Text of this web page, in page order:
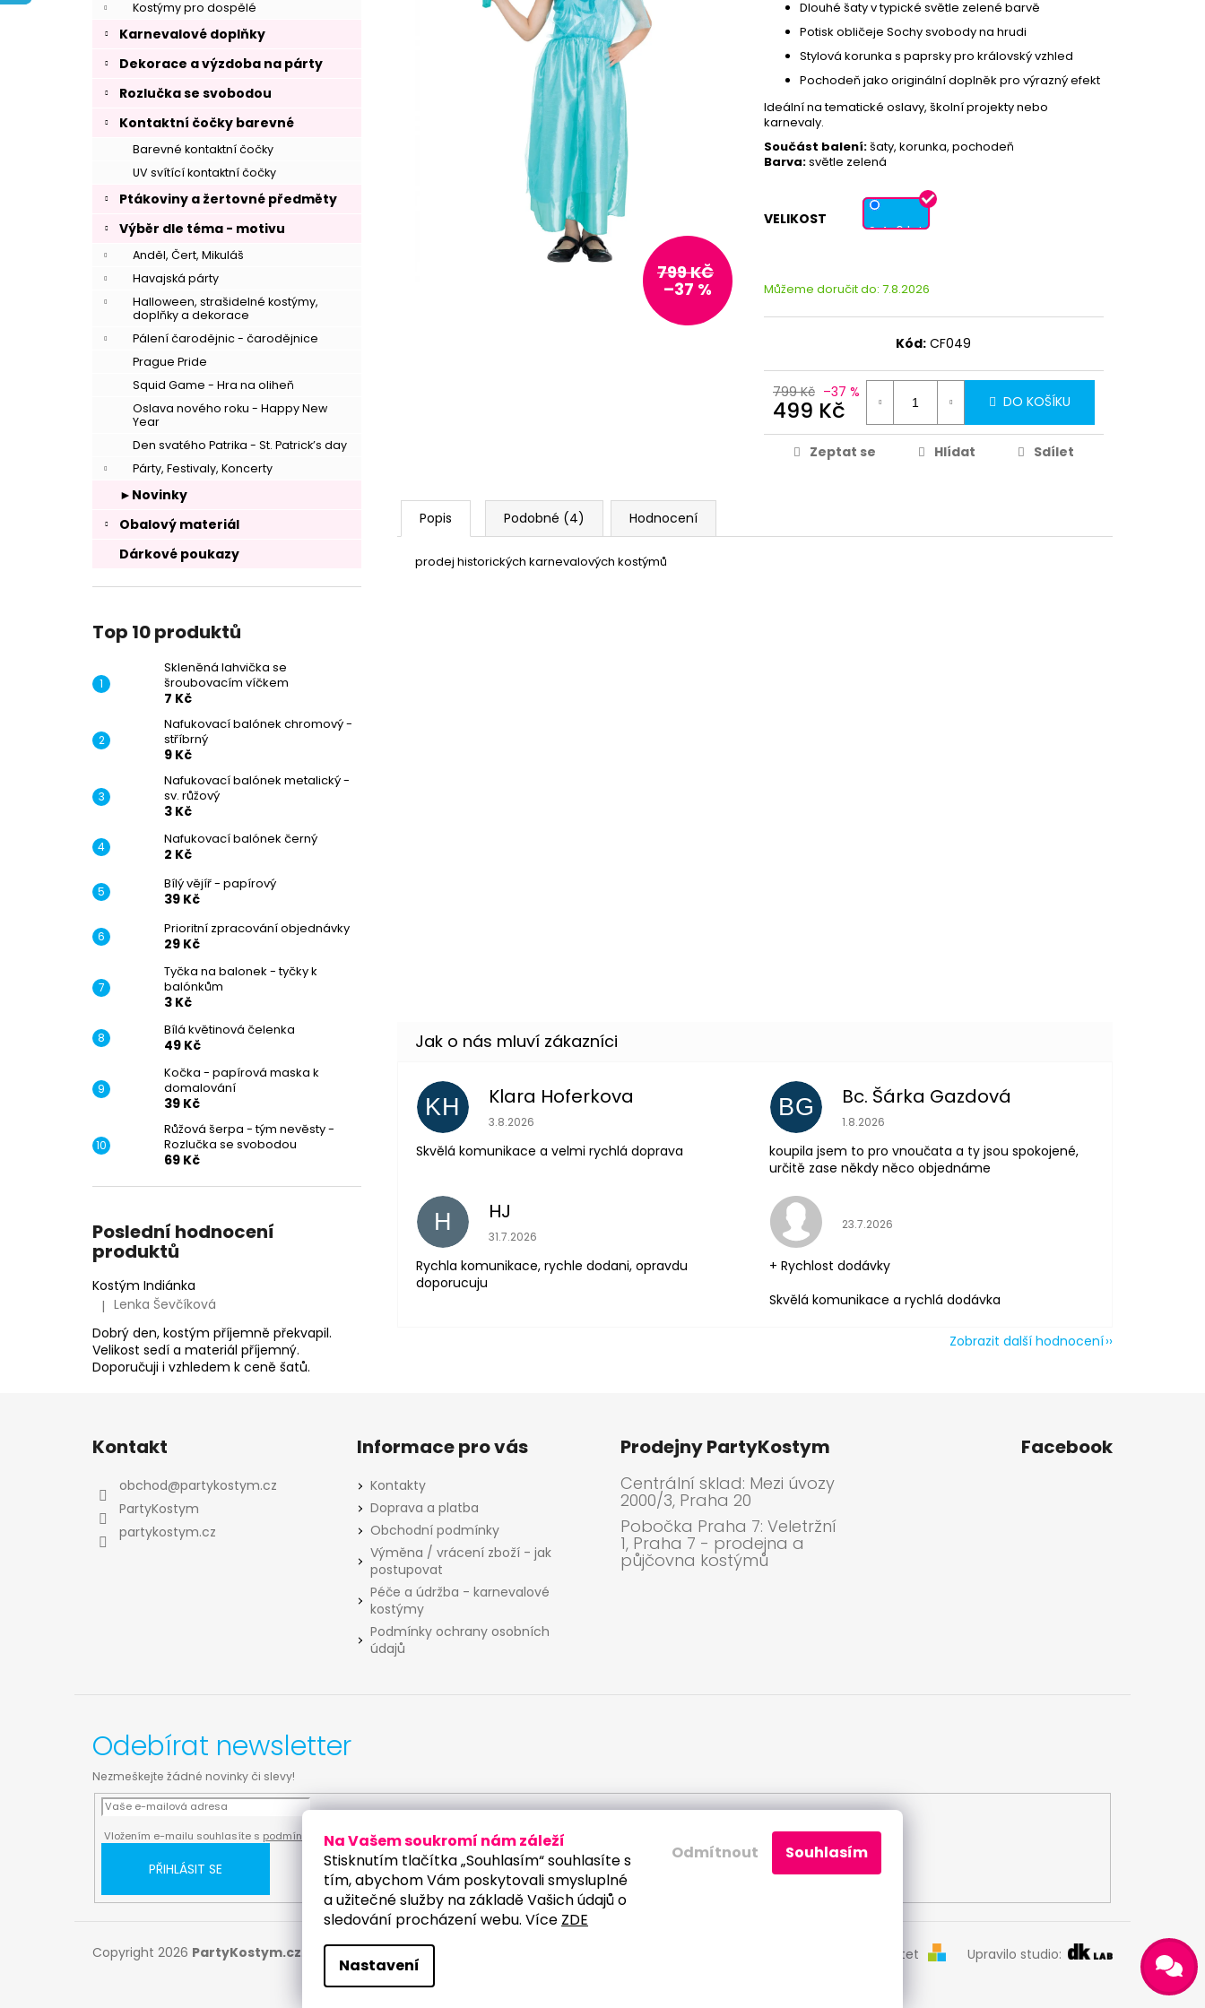
Na Vašem soukromí nám záleží
Stisknutím tlačítka „Souhlasím“ souhlasíte s
tím, abychom Vám poskytovali smysluplné
a užitečné služby na základě Vašich údajů o
sledování procházení webu. Více ZDE
Nastavení
Odmítnout Souhlasím
Kostýmy pro dospělé
Karnevalové doplňky
Dekorace a výzdoba na párty
Rozlučka se svobodou
Kontaktní čočky barevné
Barevné kontaktní čočky
UV svítící kontaktní čočky
Ptákoviny a žertovné předměty
Výběr dle téma - motivu
Anděl, Čert, Mikuláš
Havajská párty
Halloween, strašidelné kostýmy,
doplňky a dekorace
Pálení čarodějnic - čarodějnice
Prague Pride
Squid Game - Hra na oliheň
Oslava nového roku - Happy New
Year
Den svatého Patrika - St. Patrick’s day
Párty, Festivaly, Koncerty
►Novinky
Obalový materiál
Dárkové poukazy
Top 10 produktů
Skleněná lahvička se
šroubovacím víčkem
7 Kč
Nafukovací balónek chromový -
stříbrný
9 Kč
Nafukovací balónek metalický -
sv. růžový
3 Kč
Nafukovací balónek černý
2 Kč
Bílý vějíř - papírový
39 Kč
Prioritní zpracování objednávky
29 Kč
Tyčka na balonek - tyčky k
balónkům
3 Kč
Bílá květinová čelenka
49 Kč
Kočka - papírová maska k
domalování
39 Kč
Růžová šerpa - tým nevěsty -
Rozlučka se svobodou
69 Kč
Poslední hodnocení
produktů
Kostým Indiánka
Hodnocení produktu je 5 z 5 hvězdiček.
| Lenka Ševčíková
Dobrý den, kostým příjemně překvapil.
Velikost sedí a materiál příjemný.
Doporučuji i vzhledem k ceně šatů.
Dlouhé šaty v typické světle zelené barvě
Potisk obličeje Sochy svobody na hrudi
Stylová korunka s paprsky pro královský vzhled
Pochodeň jako originální doplněk pro výrazný efekt
Ideální na tematické oslavy, školní projekty nebo
karnevaly.
Součást balení:šaty, korunka, pochodeň
Barva:světle zelená
VELIKOST
S 4-6 let
Můžeme doručit do: 7.8.2026
Kód: CF049
799 Kč –37 %
499 Kč DO KOŠÍKU
Zeptat se Hlídat Sdílet
799 KČ
–37 %
Popis Podobné (4) Hodnocení
prodej historických karnevalových kostýmů
KH Klara Hoferkova
Hodnocení obchodu je 5 z 5 hvězdiček.
3.8.2026
Skvělá komunikace a velmi rychlá doprava
BG Bc. Šárka Gazdová
Hodnocení obchodu je 5 z 5 hvězdiček.
1.8.2026
koupila jsem to pro vnoučata a ty jsou spokojené,
určitě zase někdy něco objednáme
H HJ
Hodnocení obchodu je 5 z 5 hvězdiček.
31.7.2026
Rychla komunikace, rychle dodani, opravdu
doporucuju
Hodnocení obchodu je 5 z 5 hvězdiček.
23.7.2026
+ Rychlost dodávky
Skvělá komunikace a rychlá dodávka
Zobrazit další hodnocení
Odebírat newsletter
Nezmeškejte žádné novinky či slevy!
Vložením e-mailu souhlasíte s podmínkami ochrany osobních údajů
PŘIHLÁSIT SE
Kontakt
obchod@partykostym.cz
PartyKostym
partykostym.cz
Informace pro vás
Kontakty
Doprava a platba
Obchodní podmínky
Výměna / vrácení zboží - jak
postupovat
Péče a údržba - karnevalové
kostýmy
Podmínky ochrany osobních
údajů
Prodejny PartyKostym
Centrální sklad: Mezi úvozy
2000/3, Praha 20
Pobočka Praha 7: Veletržní
1, Praha 7 - prodejna a
půjčovna kostýmů
Facebook
Vytvořil Shoptet Upravilo studio:
Copyright 2026 PartyKostym.cz . Všechna práva vyhrazena.
Odeslat